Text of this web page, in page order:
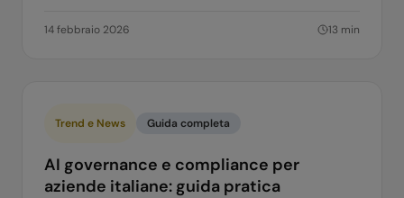
14 febbraio 2026 13 min
Trend e News Guida completa
AI governance e compliance per
aziende italiane: guida pratica